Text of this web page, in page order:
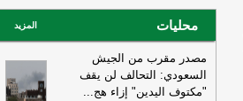
محليات المزيد
مصدر مقرب من الجيش
السعودي: التحالف لن يقف
"مكتوف اليدين" إزاء هج...